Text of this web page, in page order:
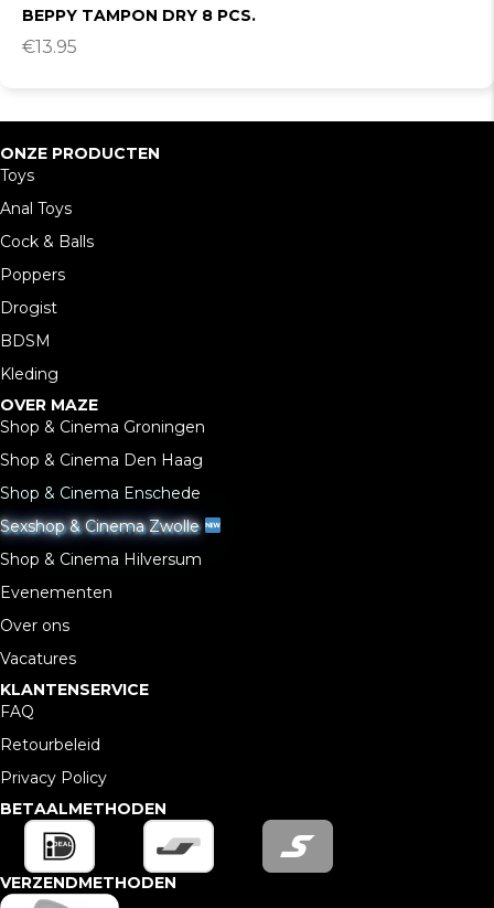
BEPPY TAMPON DRY 8 PCS.
€13.95
ONZE PRODUCTEN
Toys
Anal Toys
Cock & Balls
Poppers
Drogist
BDSM
Kleding
OVER MAZE
Shop & Cinema Groningen
Shop & Cinema Den Haag
Shop & Cinema Enschede
Sexshop & Cinema Zwolle
Shop & Cinema Hilversum
Evenementen
Over ons
Vacatures
KLANTENSERVICE
FAQ
Retourbeleid
Privacy Policy
BETAALMETHODEN
VERZENDMETHODEN